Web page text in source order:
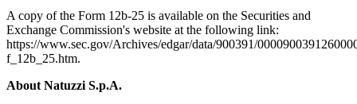
A copy of the Form 12b-25 is available on the Securities and
Exchange Commission's website at the following link:
https://www.sec.gov/Archives/edgar/data/900391/
f_12b_25.htm.
About Natuzzi S.p.A.